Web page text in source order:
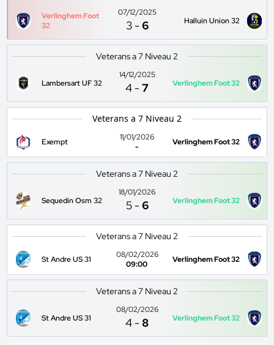
Verlinghem Foot
32
07/12/2025
3 -6 Halluin Union 32
Veterans a 7 Niveau 2
Lambersart UF 32
14/12/2025
4 -7 Verlinghem Foot 32
Veterans a 7 Niveau 2
Exempt
11/01/2026
-
Verlinghem Foot 32
Veterans a 7 Niveau 2
Sequedin Osm 32
18/01/2026
5 -6 Verlinghem Foot 32
Veterans a 7 Niveau 2
St Andre US 31
08/02/2026
09:00
Verlinghem Foot 32
Veterans a 7 Niveau 2
St Andre US 31
08/02/2026
4 -8 Verlinghem Foot 32